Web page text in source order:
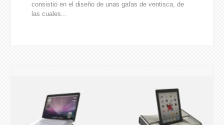
consistió en el diseño de unas gafas de ventisca, de
las cuales...